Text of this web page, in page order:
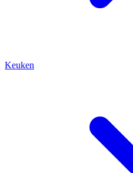
Keuken